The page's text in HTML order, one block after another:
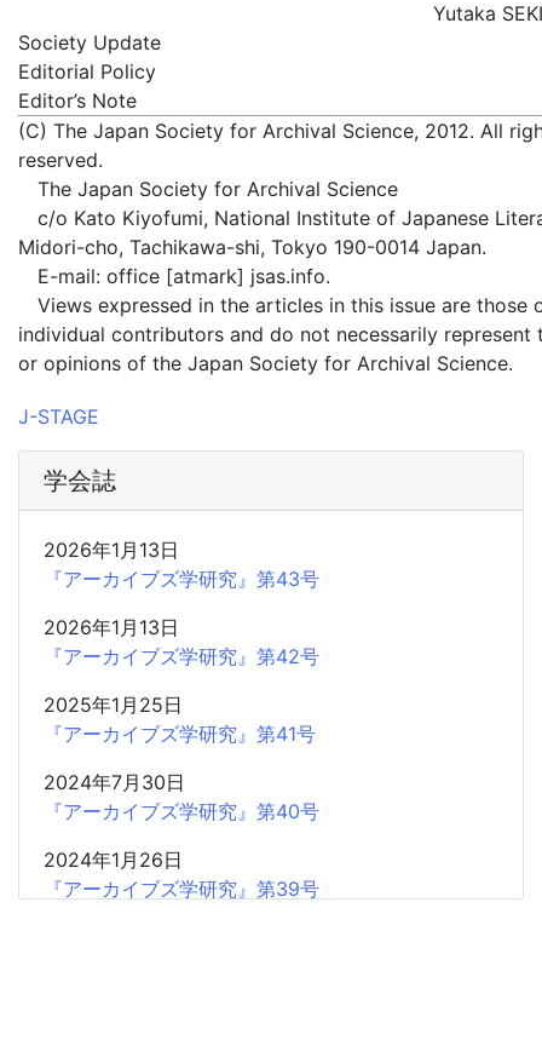
Yutaka
Society Update
Editorial Policy
Editor’s Note
(C) The Japan Society for Archival Science, 2012. All
reserved.
The Japan Society for Archival Science
c/o Kato Kiyofumi, National Institute of Japanese
Midori-cho, Tachikawa-shi, Tokyo 190-0014 Japan.
E-mail: office [atmark] jsas.info.
Views expressed in the articles in this issue are those
individual contributors and do not necessarily represent
or opinions of the Japan Society for Archival Science.
J-STAGE
学会誌
2026年1月13日
『アーカイブズ学研究』第43号
2026年1月13日
『アーカイブズ学研究』第42号
2025年1月25日
『アーカイブズ学研究』第41号
2024年7月30日
『アーカイブズ学研究』第40号
2024年1月26日
『アーカイブズ学研究』第39号